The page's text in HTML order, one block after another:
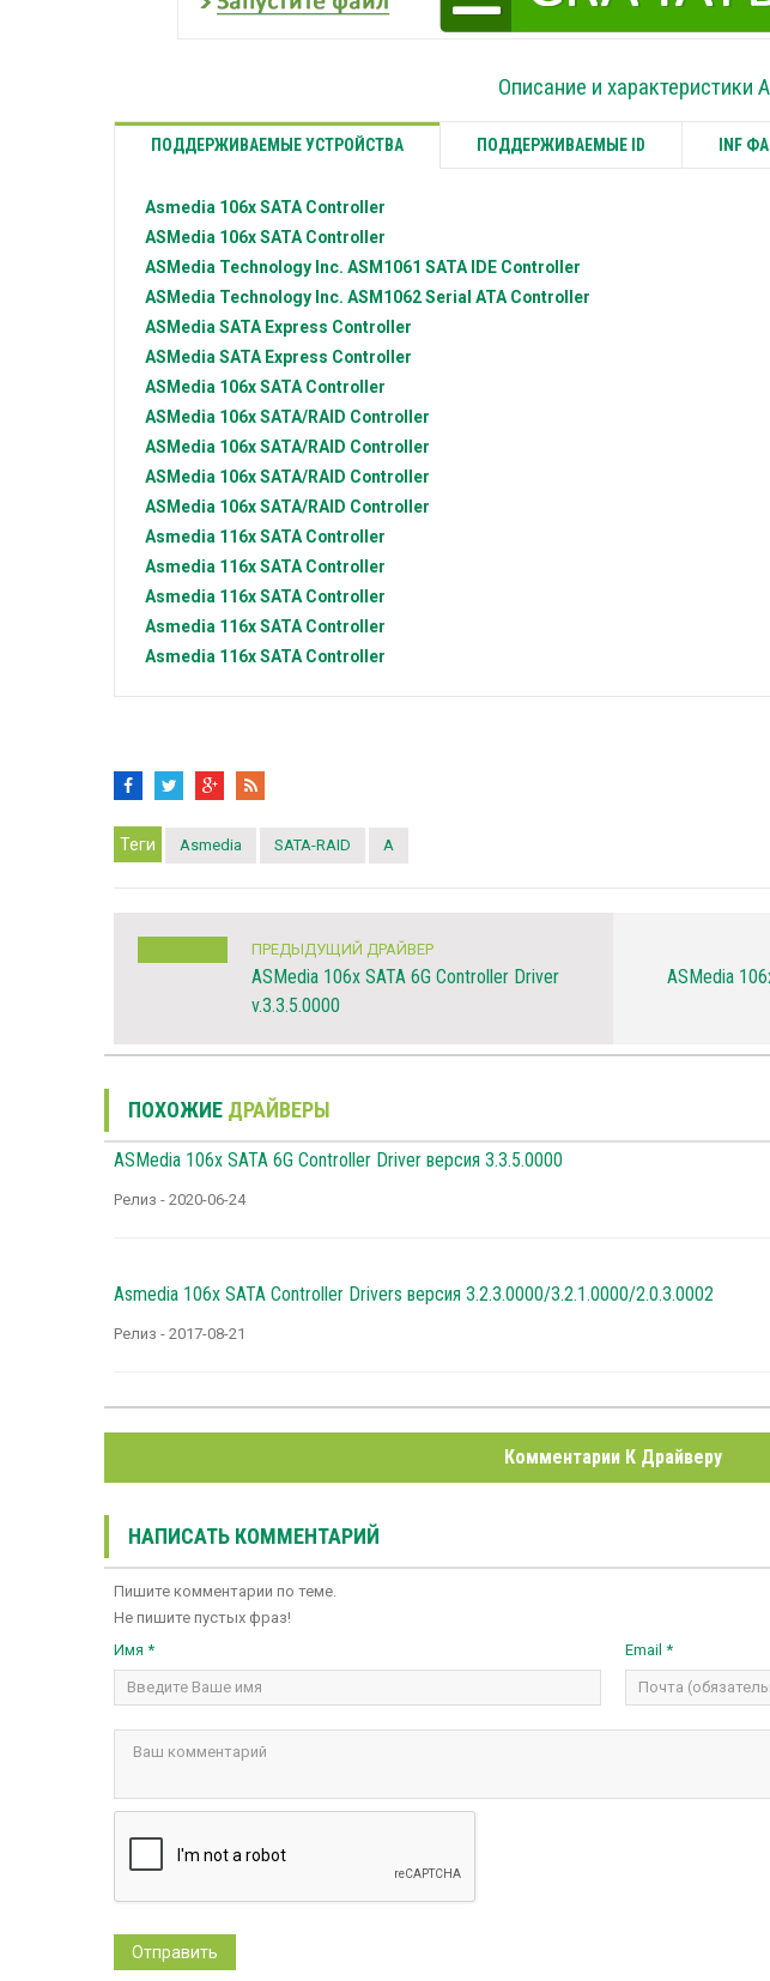
Описание и характеристики
ПОДДЕРЖИВАЕМЫЕ УСТРОЙСТВА ПОДДЕРЖИВАЕМЫЕ ID INF
Asmedia 106x SATA Controller
ASMedia 106x SATA Controller
ASMedia Technology Inc. ASM1061 SATA IDE Controller
ASMedia Technology Inc. ASM1062 Serial ATA Controller
ASMedia SATA Express Controller
ASMedia SATA Express Controller
ASMedia 106x SATA Controller
ASMedia 106x SATA/RAID Controller
ASMedia 106x SATA/RAID Controller
ASMedia 106x SATA/RAID Controller
ASMedia 106x SATA/RAID Controller
Asmedia 116x SATA Controller
Asmedia 116x SATA Controller
Asmedia 116x SATA Controller
Asmedia 116x SATA Controller
Asmedia 116x SATA Controller
Теги Asmedia SATA-RAID A
ПРЕДЫДУЩИЙ ДРАЙВЕР
ASMedia 106x SATA 6G Controller Driver
v.3.3.5.0000
ASMedia
ПОХОЖИЕ ДРАЙВЕРЫ
ASMedia 106x SATA 6G Controller Driver версия 3.3.5.0000
Релиз - 2020-06-24
Asmedia 106x SATA Controller Drivers версия 3.2.3.0000/3.2.1.0000/2.0.3.0002
Релиз - 2017-08-21
Комментарии К Драйверу
НАПИСАТЬ КОММЕНТАРИЙ
Пишите комментарии по теме.
Не пишите пустых фраз!
Имя *
Email *